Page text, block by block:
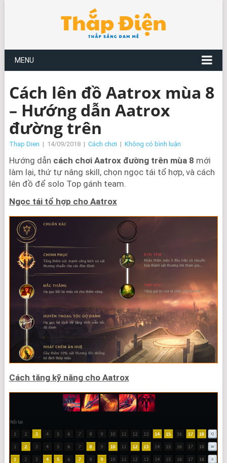
MENU
Cách lên đồ Aatrox mùa 8
– Hướng dẫn Aatrox
đường trên
Thap Dien | 14/09/2018 | Cách chơi | Không có bình luận
Hướng dẫn cách chơi Aatrox đường trên mùa 8 mới
làm lại, thứ tự nâng skill, chọn ngọc tái tổ hợp, và cách
lên đồ để solo Top gánh team.
Ngọc tái tổ hợp cho Aatrox
Cách tăng kỹ năng cho Aatrox